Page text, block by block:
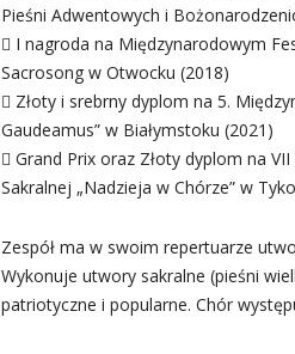
Pieśni Adwentowych i
 I nagroda na Międzynarodowym
Sacrosong w Otwocku (2018)
 Złoty i srebrny dyplom na 5.
Gaudeamus” w Białymstoku (2021)
 Grand Prix oraz Złoty dyplom na
Sakralnej „Nadzieja w Chórze” w
Zespół ma w swoim repertuarze
Wykonuje utwory sakralne (pieśni
patriotyczne i popularne. Chór